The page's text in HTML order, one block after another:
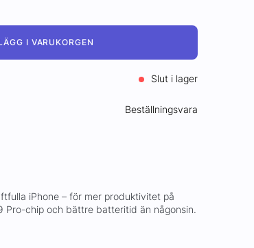
I VARUKORGEN
Slut i lager
Beställningsvara
iPhone – för mer produktivitet på
Pro-chip och bättre batteritid än någonsin.